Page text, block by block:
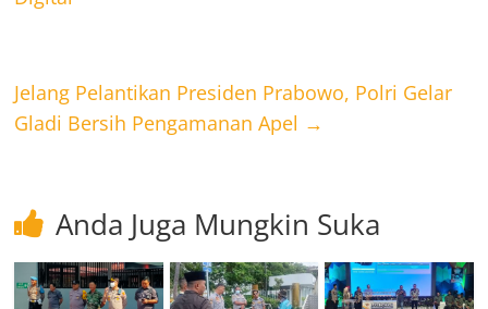
Jelang Pelantikan Presiden Prabowo, Polri Gelar
Gladi Bersih Pengamanan Apel →
Anda Juga Mungkin Suka